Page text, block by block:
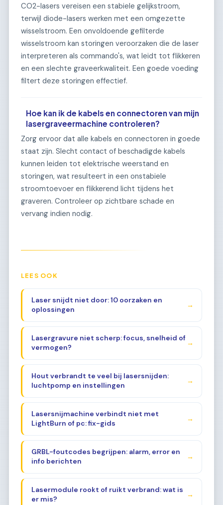
CO2-lasers vereisen een stabiele gelijkstroom,
terwijl diode-lasers werken met een omgezette
wisselstroom. Een onvoldoende gefilterde
wisselstroom kan storingen veroorzaken die de laser
interpreteren als commando's, wat leidt tot flikkeren
en een slechte graveerkwaliteit. Een goede voeding
filtert deze storingen effectief.
Hoe kan ik de kabels en connectoren van mijn
lasergraveermachine controleren?
Zorg ervoor dat alle kabels en connectoren in goede
staat zijn. Slecht contact of beschadigde kabels
kunnen leiden tot elektrische weerstand en
storingen, wat resulteert in een onstabiele
stroomtoevoer en flikkerend licht tijdens het
graveren. Controleer op zichtbare schade en
vervang indien nodig.
LEES OOK
Laser snijdt niet door: 10 oorzaken en
oplossingen
→
Lasergravure niet scherp: focus, snelheid of
vermogen?
→
Hout verbrandt te veel bij lasersnijden:
luchtpomp en instellingen
→
Lasersnijmachine verbindt niet met
LightBurn of pc: fix-gids
→
GRBL-foutcodes begrijpen: alarm, error en
info berichten
→
Lasermodule rookt of ruikt verbrand: wat is
er mis?
→